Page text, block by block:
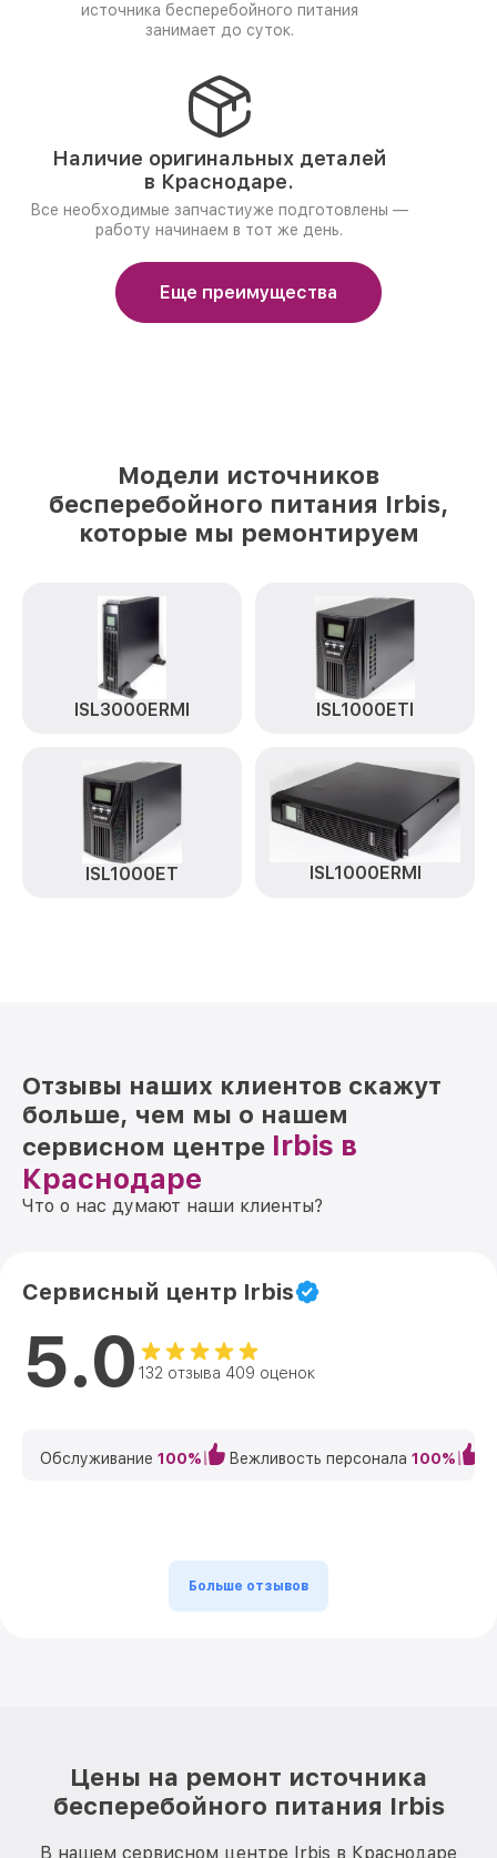
источника бесперебойного питания
занимает до суток.
Наличие оригинальных деталей
в Краснодаре.
Все необходимые запчастиуже подготовлены —
работу начинаем в тот же день.
Еще преимущества
Модели источников
бесперебойного питания Irbis,
которые мы ремонтируем
ISL3000ERMI ISL1000ETI
ISL1000ET ISL1000ERMI
Отзывы наших клиентов скажут
больше, чем мы о нашем
сервисном центре Irbis в
Краснодаре
Что о нас думают наши клиенты?
Сервисный центр Irbis
5.0 132 отзыва 409 оценок
Обслуживание 100% Вежливость персонала 100%
Больше отзывов
Цены на ремонт источника
бесперебойного питания Irbis
В нашем сервисном центре Irbis в Краснодаре